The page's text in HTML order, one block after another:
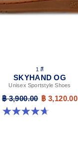
1 สี
SKYHAND OG
Unisex Sportstyle Shoes
฿ 3,900.00 ฿ 3,120.00
4.7 จาก 5 ดาว 13 รีวิว